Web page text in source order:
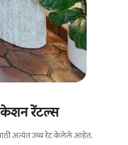
रेंटल्स
अत्यंत उच्च रेट केलेले आहेत.